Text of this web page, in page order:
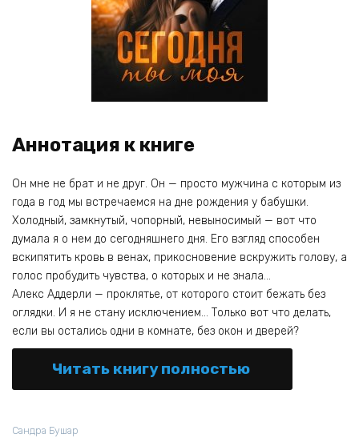
Аннотация к книге
Он мне не брат и не друг. Он — просто мужчина с которым из
года в год мы встречаемся на дне рождения у бабушки.
Холодный, замкнутый, чопорный, невыносимый — вот что
думала я о нем до сегодняшнего дня. Его взгляд способен
вскипятить кровь в венах, прикосновение вскружить голову, а
голос пробудить чувства, о которых и не знала…
Алекс Аддерли — проклятье, от которого стоит бежать без
оглядки. И я не стану исключением… Только вот что делать,
если вы остались одни в комнате, без окон и дверей?
Читать книгу полностью
Сандра Бушар